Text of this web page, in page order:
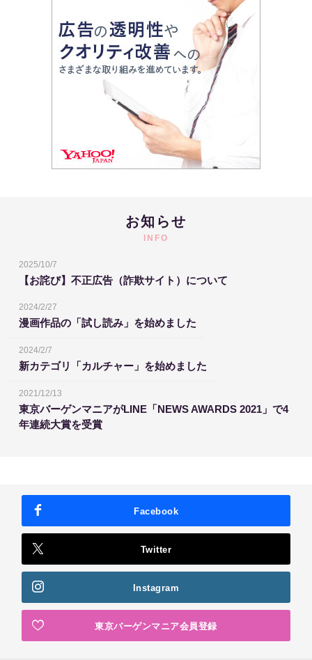
お知らせ
INFO
2025/10/7
【お詫び】不正広告（詐欺サイト）について
2024/2/27
漫画作品の「試し読み」を始めました
2024/2/7
新カテゴリ「カルチャー」を始めました
2021/12/13
東京バーゲンマニアがLINE「NEWS AWARDS 2021」で4
年連続大賞を受賞
Facebook
Twitter
Instagram
東京バーゲンマニア会員登録